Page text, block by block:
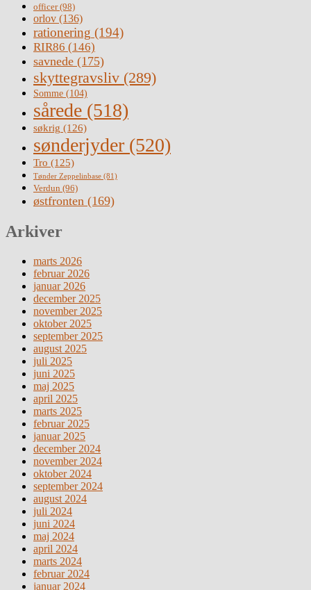
officer(98)
orlov (136)
rationering (194)
RIR86 (146)
savnede (175)
skyttegravsliv (289)
Somme (104)
sårede (518)
søkrig (126)
sønderjyder (520)
Tro (125)
Tønder Zeppelinbase (81)
Verdun (96)
østfronten (169)
Arkiver
marts 2026
februar 2026
januar 2026
december 2025
november 2025
oktober 2025
september 2025
august 2025
juli 2025
juni 2025
maj 2025
april 2025
marts 2025
februar 2025
januar 2025
december 2024
november 2024
oktober 2024
september 2024
august 2024
juli 2024
juni 2024
maj 2024
april 2024
marts 2024
februar 2024
januar 2024